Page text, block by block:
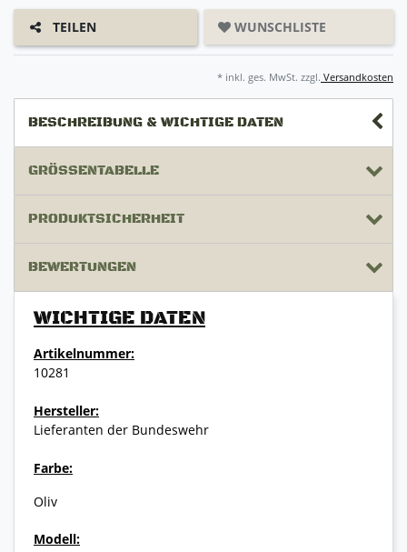
TEILEN WUNSCHLISTE
* inkl. ges. MwSt. zzgl. Versandkosten
BESCHREIBUNG & WICHTIGE DATEN
GRÖSSENTABELLE
PRODUKTSICHERHEIT
BEWERTUNGEN
WICHTIGE DATEN
Artikelnummer:
10281
Hersteller:
Lieferanten der Bundeswehr
Farbe:
Oliv
Modell: